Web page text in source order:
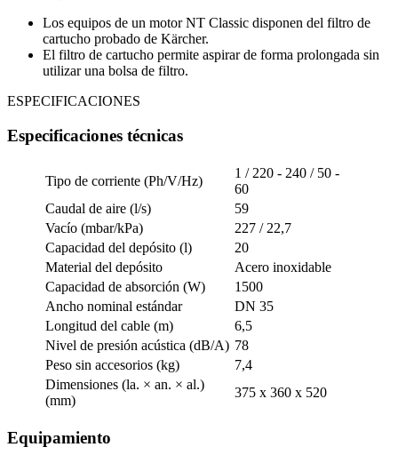
Los equipos de un motor NT Classic disponen del filtro de
cartucho probado de Kärcher.
El filtro de cartucho permite aspirar de forma prolongada sin
utilizar una bolsa de filtro.
ESPECIFICACIONES
Especificaciones técnicas
Tipo de corriente (Ph/V/Hz)
1 / 220 - 240 / 50 -
60
Caudal de aire (l/s)
59
Vacío (mbar/kPa)
227 / 22,7
Capacidad del depósito (l)
20
Material del depósito
Acero inoxidable
Capacidad de absorción (W)
1500
Ancho nominal estándar
DN 35
Longitud del cable (m)
6,5
Nivel de presión acústica (dB/A) 78
Peso sin accesorios (kg)
7,4
Dimensiones (la. × an. × al.)
(mm)
375 x 360 x 520
Equipamiento